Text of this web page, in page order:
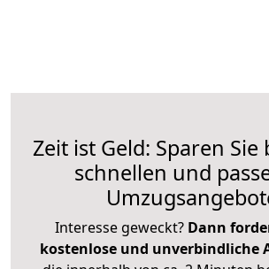
Zeit ist Geld: Sparen Sie
schnellen und
Interesse geweckt? Dann
kostenlose und unverbindliche